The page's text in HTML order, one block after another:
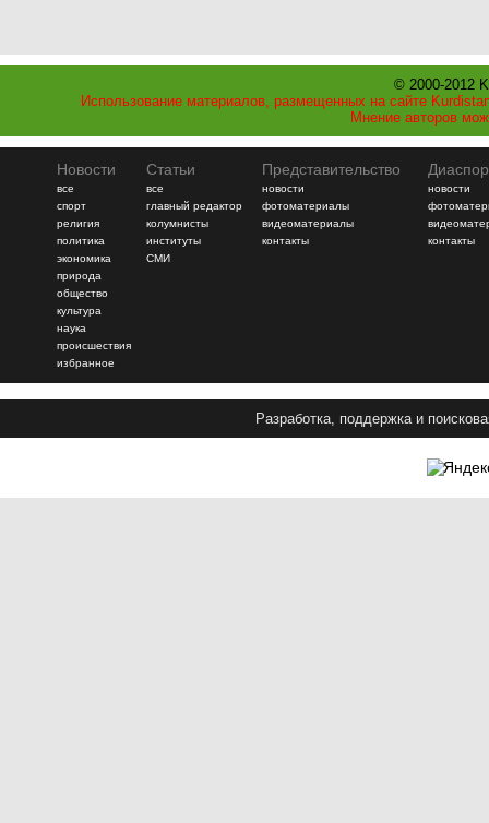
© 2000-2012
Использование материалов, размещенных на сайте
Мнение авторов
Новости
все
спорт
религия
политика
экономика
природа
общество
культура
наука
происшествия
избранное
Статьи
все
главный редактор
колумнисты
институты
СМИ
Представительство
новости
фотоматериалы
видеоматериалы
контакты
новости
контакты
Разработка, поддержка и